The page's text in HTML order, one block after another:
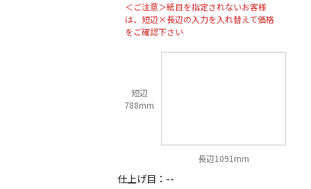
＜ご注意＞紙目を指定されないお客様
は、短辺×長辺の入力を入れ替えて価格
をご確認下さい
短辺
788mm
長辺1091mm
仕上げ目： --